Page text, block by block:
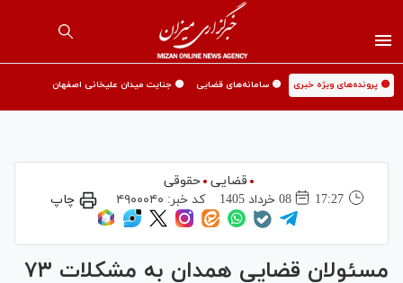
🟡 پرونده‌های ویژه خبری 🟡 سامانه‌های قضایی 🟡 جنایت میدان علیخانی اصفهان
قضایی حقوقی
17:27
08 خرداد 1405 کد خبر: ۴۹۰۰۰۴۰ چاپ
مسئولان قضایی همدان به مشکلات ۷۳